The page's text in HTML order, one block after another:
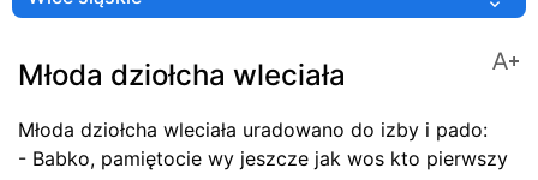
Młoda dziołcha wleciała
Młoda dziołcha wleciała uradowano do izby i pado:
- Babko, pamiętocie wy jeszcze jak wos kto pierwszy